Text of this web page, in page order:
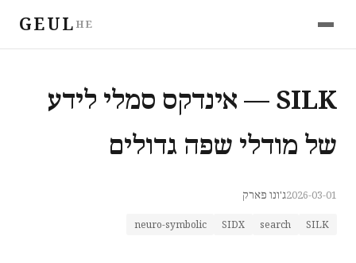
GEUL HE
SILK — אינדקס סמלי לידע
של מודלי שפה גדולים
2026-03-01ג'ונו פארק
SILK
search
SIDX
neuro-symbolic